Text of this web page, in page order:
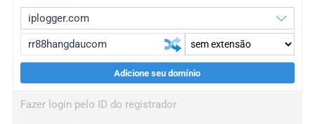
wl.gl
Adicione seu domínio
Fazer login pelo ID do registrador